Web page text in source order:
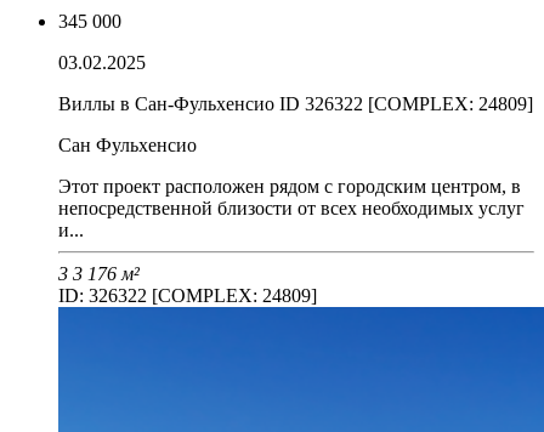
345 000
03.02.2025
Виллы в Сан-Фульхенсио ID 326322 [COMPLEX: 24809]
Сан Фульхенсио
Этот проект расположен рядом с городским центром, в
непосредственной близости от всех необходимых услуг
и...
3 3 176 м²
ID: 326322 [COMPLEX: 24809]